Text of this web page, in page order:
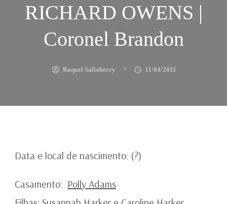
RICHARD OWENS |
Coronel Brandon
Raquel Sallaberry 11/04/2011
Data e local de nascimento: (?)
Casamento: Polly Adams